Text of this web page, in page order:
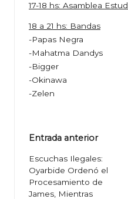
17-18 hs: Asamblea
18 a 21 hs: Bandas
-Papas Negra
-Mahatma Dandys
-Bigger
-Okinawa
-Zelen
Navegación
de
entradas
Entrada anterior
Escuchas Ilegales:
Oyarbide Ordenó el
Procesamiento de
James, Mientras